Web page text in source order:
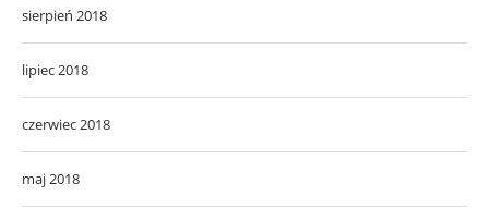
sierpień 2018
lipiec 2018
czerwiec 2018
maj 2018